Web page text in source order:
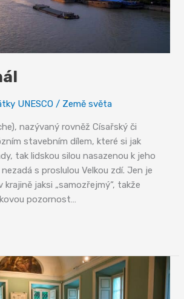
UNESCO / Země světa
nazývaný rovněž Císařský či
stavebním dílem, které si jak
tak lidskou silou nasazenou k jeho
s proslulou Velkou zdí. Jen je
krajině jaksi „samozřejmý“, takže
pozornost…